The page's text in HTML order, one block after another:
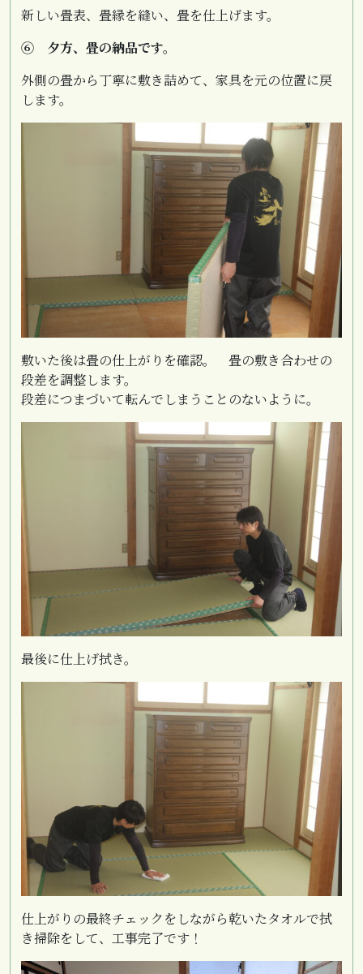
新しい畳表、畳縁を縫い、畳を仕上げます。
⑥ 夕方、畳の納品です。
外側の畳から丁寧に敷き詰めて、家具を元の位置に戻
します。
敷いた後は畳の仕上がりを確認。 畳の敷き合わせの
段差を調整します。
段差につまづいて転んでしまうことのないように。
最後に仕上げ拭き。
仕上がりの最終チェックをしながら乾いたタオルで拭
き掃除をして、工事完了です！